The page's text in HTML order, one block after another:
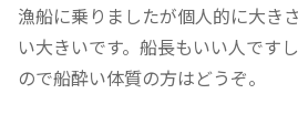
漁船に乗りましたが個人的に大き
い大きいです。船長もいい人です
ので船酔い体質の方はどうぞ。